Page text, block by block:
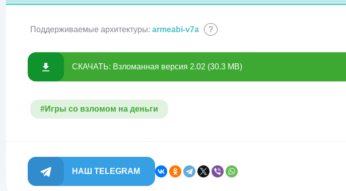
Поддерживаемые архитектуры: armeabi-v7a ?
СКАЧАТЬ: Взломанная версия 2.02 (30.3 MB)
#Игры со взломом на деньги
НАШ TELEGRAM